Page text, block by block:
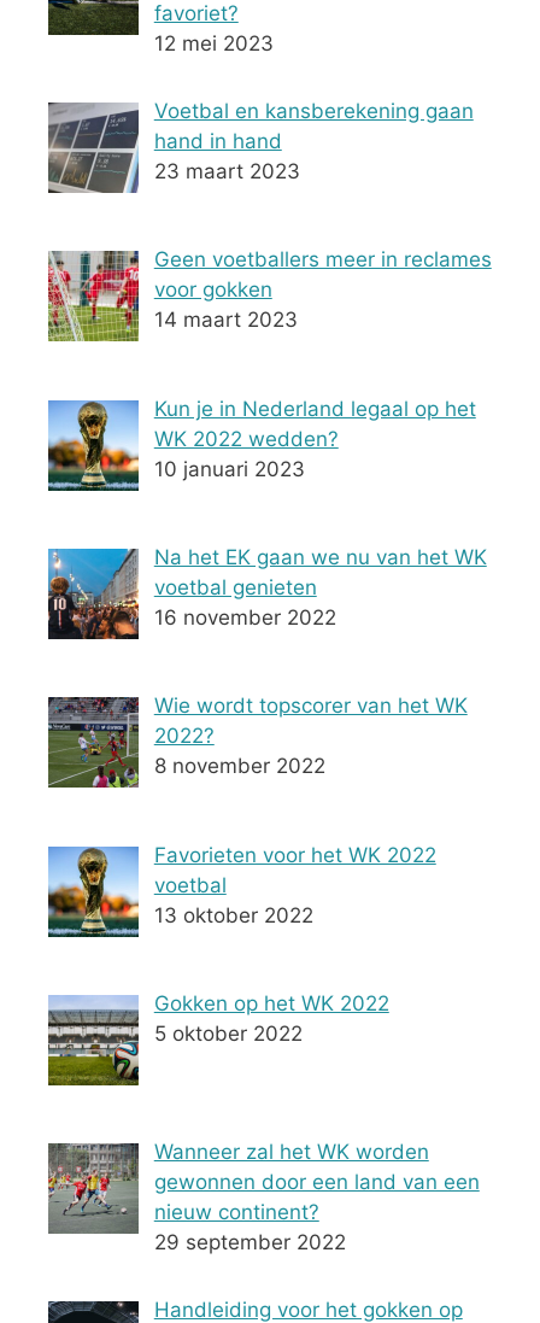
favoriet?
12 mei 2023
Voetbal en kansberekening gaan
hand in hand
23 maart 2023
Geen voetballers meer in reclames
voor gokken
14 maart 2023
Kun je in Nederland legaal op het
WK 2022 wedden?
10 januari 2023
Na het EK gaan we nu van het WK
voetbal genieten
16 november 2022
Wie wordt topscorer van het WK
2022?
8 november 2022
Favorieten voor het WK 2022
voetbal
13 oktober 2022
Gokken op het WK 2022
5 oktober 2022
Wanneer zal het WK worden
gewonnen door een land van een
nieuw continent?
29 september 2022
Handleiding voor het gokken op